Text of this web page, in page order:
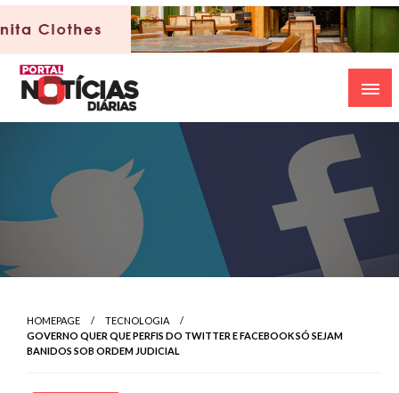
Skip
to
content
HOMEPAGE
TECNOLOGIA
GOVERNO QUER QUE PERFIS DO TWITTER E FACEBOOK SÓ SEJAM
BANIDOS SOB ORDEM JUDICIAL